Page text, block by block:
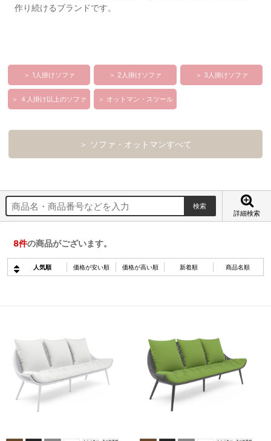
作り続けるブランドです。
＞ 1人掛けソファ ＞ 2人掛けソファ ＞ 3人掛けソファ
＞ ４人掛け以上のソファ ＞ オットマン・スツール
＞ ソファ・オットマンすべて
詳細検索
8件の商品がございます。
人気順 価格が安い順 価格が高い順 新着順 商品名順